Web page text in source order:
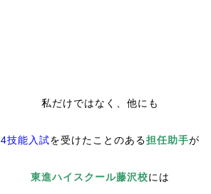
私だけではなく、他にも
4技能入試を受けたことのある担任助手が
東進ハイスクール藤沢校には